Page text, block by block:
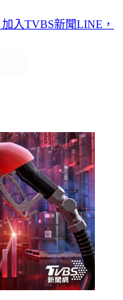
加入TVBS新聞LINE，